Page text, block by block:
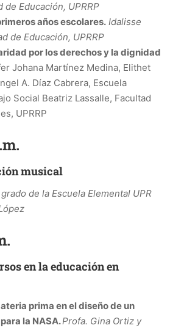
de Educación, UPRRP
años escolares. Idalisse
de Educación, UPRRP
por los derechos y la dignidad
Johana Martínez Medina, Elithet
A. Díaz Cabrera, Escuela
Social Beatriz Lassalle, Facultad
UPRRP
musical
de la Escuela Elemental UPR
en la educación en
prima en el diseño de un
la NASA.Profa. Gina Ortiz y